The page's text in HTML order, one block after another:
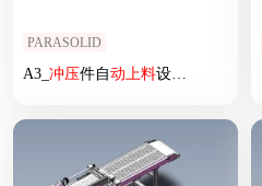
PARASOLID
A3_ 冲压件自动上料设备SW2017